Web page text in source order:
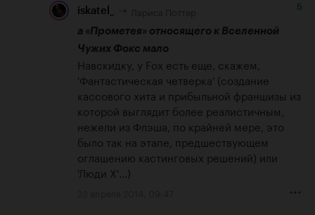
iskatel_ 5
а «Прометея» относящего к Вселенной
Чужих Фокс мало
Навскидку, у Fox есть еще, скажем,
'Фантастическая четверка' (создание
кассового хита и прибыльной франшизы из
которой выглядит более реалистичным,
нежели из Флэша, по крайней мере, это
было так на этапе, предшествующем
оглашению кастинговых решений) или
'Люди X'...)